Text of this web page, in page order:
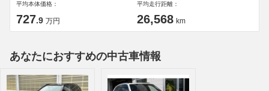
平均本体価格：
727.9 万円
平均走行距離：
26,568 km
あなたにおすすめの中古車情報